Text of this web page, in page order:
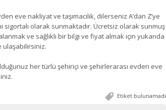
eve nakliyat ve taşımacılık, dilerseniz A’dan Z’ye
sigortalı olarak sunmaktadır. Ücretsiz olarak sunmuş
ve sağlıklı bir bilgi ve fiyat almak için yukarıda
ulaşabilirsiniz.
her türlü şehiriçi ve şehirlerarası evden eve
Etiket bulunamadı